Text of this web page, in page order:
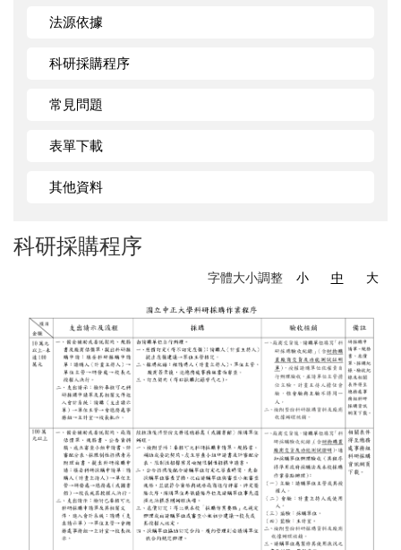
法源依據
科研採購程序
常見問題
表單下載
其他資料
科研採購程序
字體大小調整 小 中 大